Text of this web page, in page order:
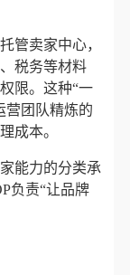
管卖家中心，
税务等材料
限。这种“一
营团队精炼的
成本。
能力的分类承
负责“让品牌